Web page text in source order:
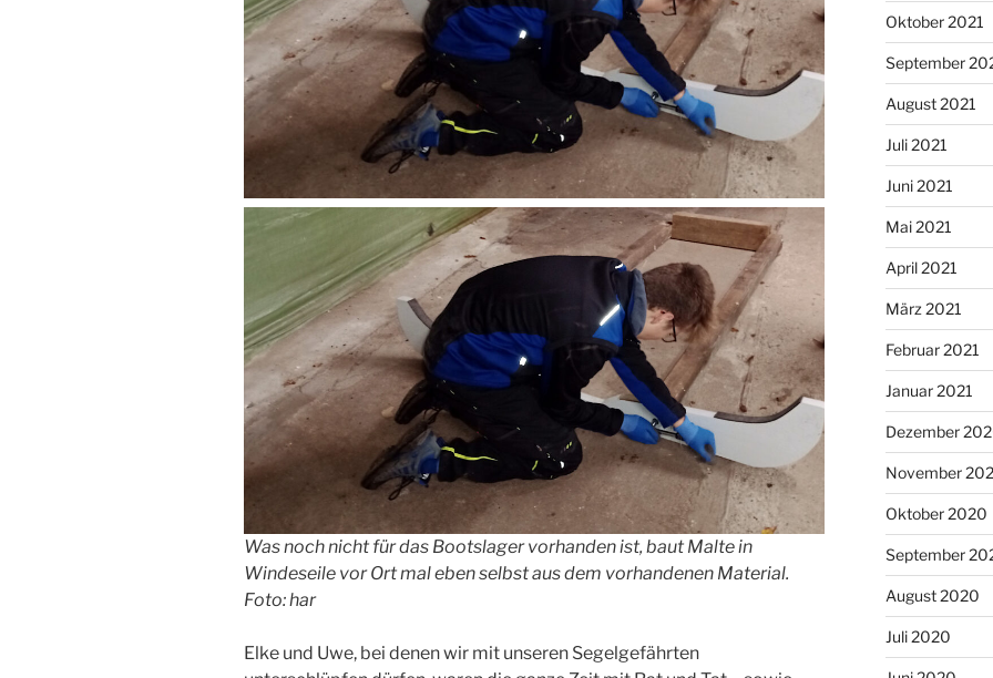
Was noch nicht für das Bootslager vorhanden ist, baut Malte in
Windeseile vor Ort mal eben selbst aus dem vorhandenen Material.
Foto: har
Elke und Uwe, bei denen wir mit unseren Segelgefährten
Oktober 2021
September
August 2021
Juli 2021
Juni 2021
Mai 2021
April 2021
März 2021
Februar 2021
Januar 2021
Dezember
November
Oktober 2020
September
August 2020
Juli 2020